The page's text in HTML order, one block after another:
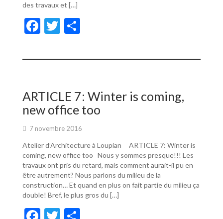
des travaux et […]
F
e
o
o
k
T
itt ta
er
ARTICLE 7: Winter is coming,
new office too
7 novembre 2016
Atelier d’Architecture à Loupian ARTICLE 7: Winter is
coming, new office too Nous y sommes presque!!! Les
travaux ont pris du retard, mais comment aurait-il pu en
être autrement? Nous parlons du milieu de la
construction… Et quand en plus on fait partie du milieu ça
double! Bref, le plus gros du […]